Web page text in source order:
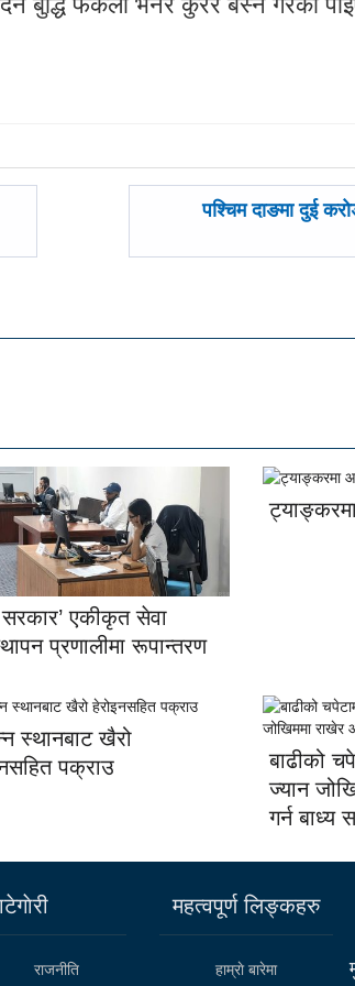
अघिल्लाे
पश्चिम दाङमा दुई
सरकार’ एकीकृत सेवा
प्रणालीमा रूपान्तरण
स्थानबाट खैरो
पक्राउ
बाढीको
ज्यान
गर्न बाध्य
राजनीति
महत्वपूर्ण लिङ्कहरु
हाम्राे बारेमा